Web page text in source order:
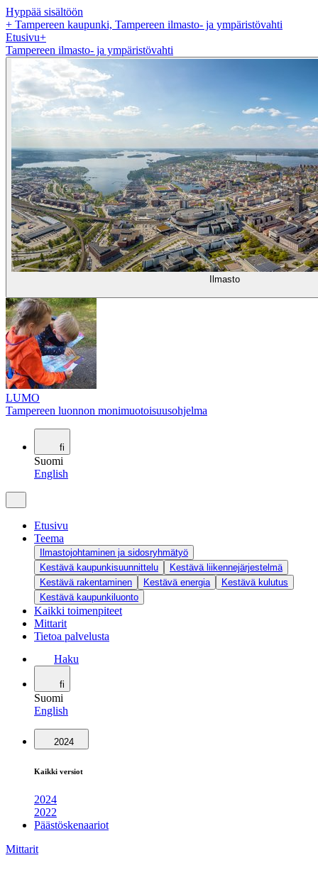
Hyppää sisältöön
+ Tampereen kaupunki, Tampereen ilmasto- ja ympäristövahti
Etusivu+
Tampereen ilmasto- ja ympäristövahti
Ilmasto
LUMO
Tampereen luonnon monimuotoisuusohjelma
fi
Suomi
English
Etusivu
Teema
Ilmastojohtaminen ja sidosryhmätyö
Kestävä kaupunkisuunnittelu
Kestävä liikennejärjestelmä
Kestävä rakentaminen
Kestävä energia
Kestävä kulutus
Kestävä kaupunkiluonto
Kaikki toimenpiteet
Mittarit
Tietoa palvelusta
Haku
fi
Suomi
English
2024
Kaikki versiot
2024
2022
Päästöskenaariot
Mittarit